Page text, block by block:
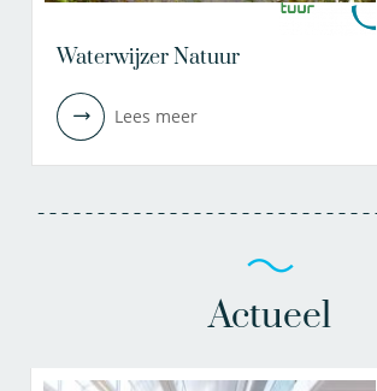
Waterwijzer Natuur
Lees meer
Actueel